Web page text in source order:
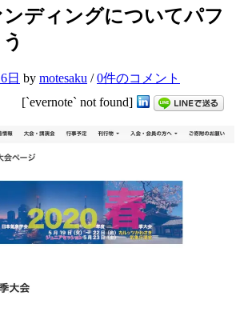
ディングについてパフ
日 by motesaku /0件のコメント
[`evernote` not found]